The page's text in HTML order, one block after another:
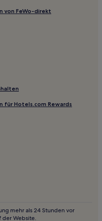
von FeWo-direkt
für Hotels.com Rewards
mehr als 24 Stunden vor
der Website.